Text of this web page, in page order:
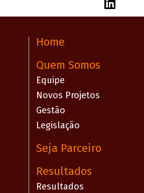
Home
Quem Somos
Equipe
Novos Projetos
Gestão
Legislação
Seja Parceiro
Resultados
Resultados